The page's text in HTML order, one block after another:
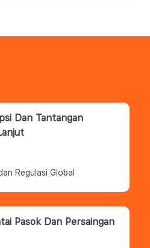
Dan Tantangan
Regulasi Global
Pasok Dan Persaingan